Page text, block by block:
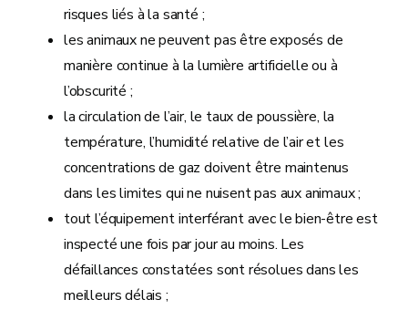
risques liés à la santé ;
les animaux ne peuvent pas être exposés de
manière continue à la lumière artificielle ou à
l’obscurité ;
la circulation de l’air, le taux de poussière, la
température, l’humidité relative de l’air et les
concentrations de gaz doivent être maintenus
dans les limites qui ne nuisent pas aux animaux ;
tout l’équipement interférant avec le bien-être est
inspecté une fois par jour au moins. Les
défaillances constatées sont résolues dans les
meilleurs délais ;